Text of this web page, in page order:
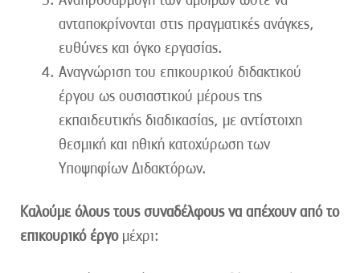
ανταποκρίνονται στις πραγματικές ανάγκες,
ευθύνες και όγκο εργασίας.
Αναγνώριση του επικουρικού διδακτικού
έργου ως ουσιαστικού μέρους της
εκπαιδευτικής διαδικασίας, με αντίστοιχη
θεσμική και ηθική κατοχύρωση των
Υποψηφίων Διδακτόρων.
Καλούμε όλους τους συναδέλφους να απέχουν από το
επικουρικό έργομέχρι: